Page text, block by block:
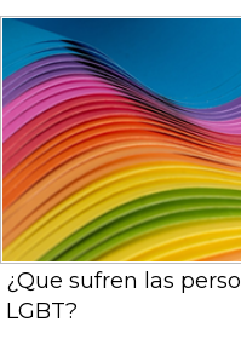
¿Que sufren las
LGBT?